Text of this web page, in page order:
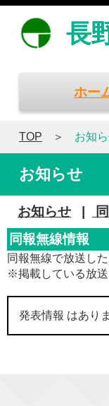
長
ホー
TOP お知
お知らせ
お知らせ
同報無線情報
同報無線で放送し
※掲載している放送
発表情報 はあり